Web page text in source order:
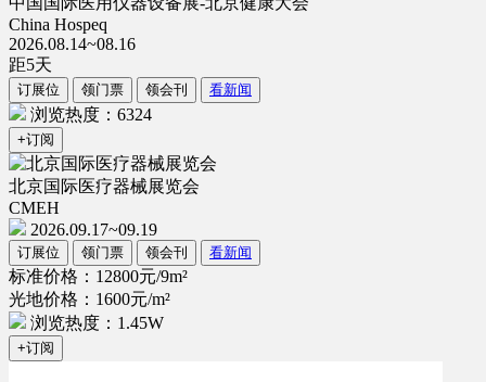
China Hospeq
2026.08.14~08.16
距5天
订展位 领门票 领会刊 看新闻
浏览热度：6324
+订阅
北京国际医疗器械展览会
CMEH
2026.09.17~09.19
订展位 领门票 领会刊 看新闻
标准价格：12800元/9m²
光地价格：1600元/m²
浏览热度：1.45W
+订阅